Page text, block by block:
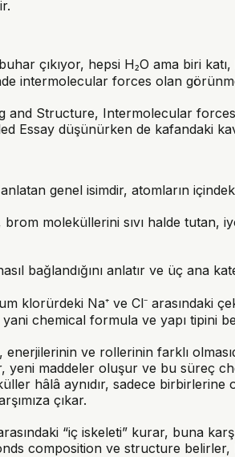
çıkıyor, hepsi H₂O ama biri katı,
intermolecular forces olan
Structure, Intermolecular forces,
Essay düşünürken de kafandaki
genel isimdir, atomların
moleküllerini sıvı halde tutan,
bağlandığını anlatır ve üç ana
klorürdeki Na⁺ ve Cl⁻ arasındaki
chemical formula ve yapı tipini
ve rollerinin farklı
maddeler oluşur ve bu süreç
hâlâ aynıdır, sadece
çıkar.
“iç iskeleti” kurar, buna
composition ve structure